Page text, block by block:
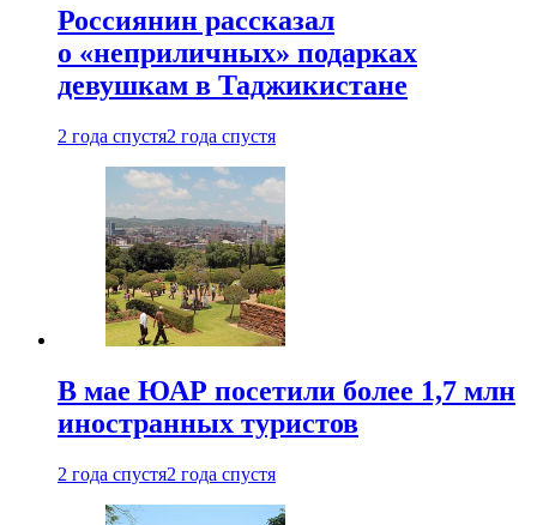
Россиянин рассказал
о «неприличных» подарках
девушкам в Таджикистане
2 года спустя2 года спустя
В мае ЮАР посетили более 1,7 млн
иностранных туристов
2 года спустя2 года спустя